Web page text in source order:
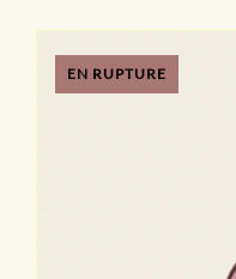
EN RUPTURE